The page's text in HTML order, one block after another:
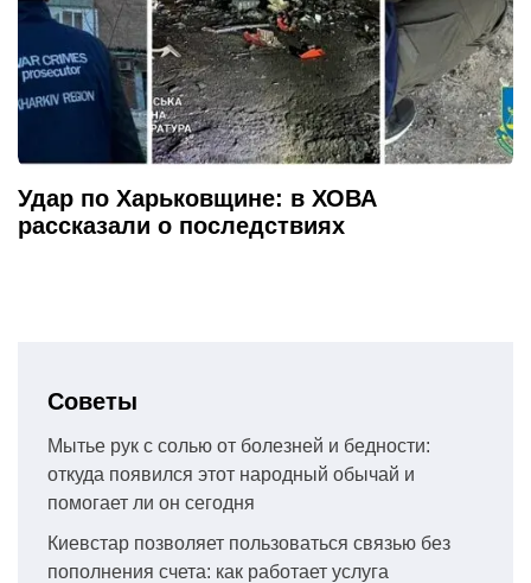
Удар по Харьковщине: в ХОВА
рассказали о последствиях
Советы
Мытье рук с солью от болезней и бедности:
откуда появился этот народный обычай и
помогает ли он сегодня
Киевстар позволяет пользоваться связью без
пополнения счета: как работает услуга